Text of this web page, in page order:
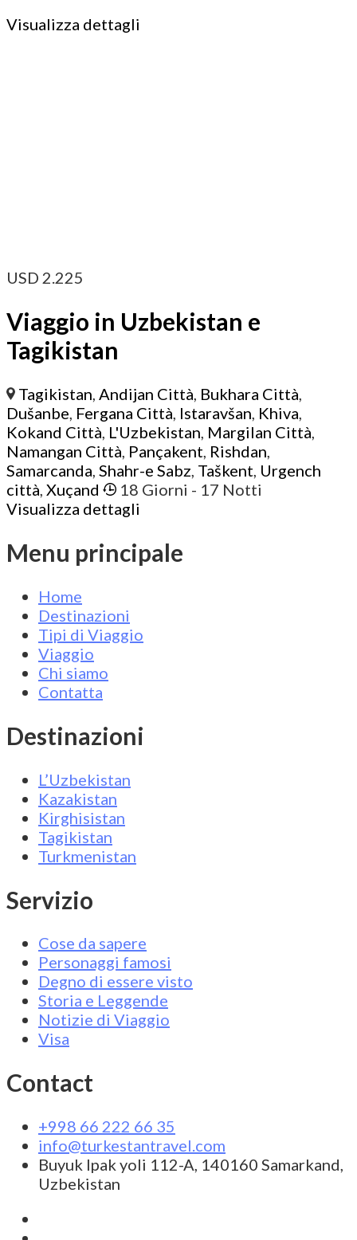
Visualizza dettagli
USD 2.225
Viaggio in Uzbekistan e
Tagikistan
Tagikistan,Andijan Città, Bukhara Città,
Dušanbe, Fergana Città, Istaravšan, Khiva,
Kokand Città, L'Uzbekistan, Margilan Città,
Namangan Città, Pançakent, Rishdan,
Samarcanda, Shahr-e Sabz, Taškent, Urgench
città, Xuçand 18 Giorni - 17 Notti
Visualizza dettagli
Menu principale
Home
Destinazioni
Tipi di Viaggio
Viaggio
Chi siamo
Contatta
Destinazioni
L’Uzbekistan
Kazakistan
Kirghisistan
Tagikistan
Turkmenistan
Servizio
Cose da sapere
Personaggi famosi
Degno di essere visto
Storia e Leggende
Notizie di Viaggio
Visa
Contact
+998 66 222 66 35
info@turkestantravel.com
Buyuk Ipak yoli 112-A, 140160 Samarkand,
Uzbekistan